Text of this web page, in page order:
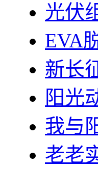
光伏
EVA
新长
阳光
我与
老老